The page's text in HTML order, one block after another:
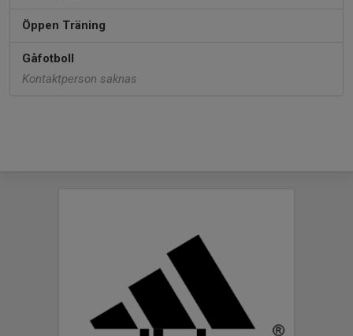
Öppen Träning
Gåfotboll
Kontaktperson saknas